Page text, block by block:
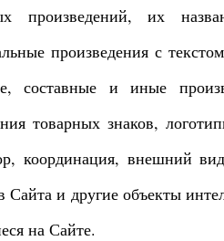
произведений, их
произведения с
составные и иные
товарных знаков,
координация, внешний
Сайта и другие объекты
на Сайте.